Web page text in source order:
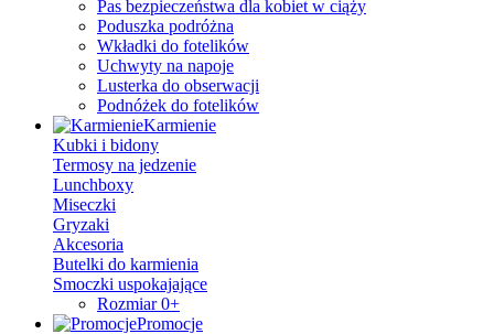
Pas bezpieczeństwa dla kobiet w ciąży
Poduszka podróżna
Wkładki do fotelików
Uchwyty na napoje
Lusterka do obserwacji
Podnóżek do fotelików
Karmienie
Kubki i bidony
Termosy na jedzenie
Lunchboxy
Miseczki
Gryzaki
Akcesoria
Butelki do karmienia
Smoczki uspokajające
Rozmiar 0+
Promocje